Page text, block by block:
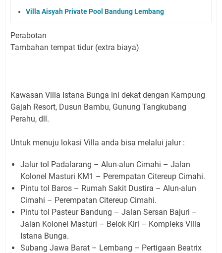
Villa Aisyah Private Pool Bandung Lembang
Perabotan
Tambahan tempat tidur (extra biaya)
Kawasan Villa Istana Bunga ini dekat dengan Kampung
Gajah Resort, Dusun Bambu, Gunung Tangkubang
Perahu, dll.
Untuk menuju lokasi Villa anda bisa melalui jalur :
Jalur tol Padalarang – Alun-alun Cimahi – Jalan
Kolonel Masturi KM1 – Perempatan Citereup Cimahi.
Pintu tol Baros – Rumah Sakit Dustira – Alun-alun
Cimahi – Perempatan Citereup Cimahi.
Pintu tol Pasteur Bandung – Jalan Sersan Bajuri –
Jalan Kolonel Masturi – Belok Kiri – Kompleks Villa
Istana Bunga.
Subang Jawa Barat – Lembang – Pertigaan Beatrix